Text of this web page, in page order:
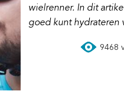
wielrenner. In dit
goed kunt hydrateren
9468